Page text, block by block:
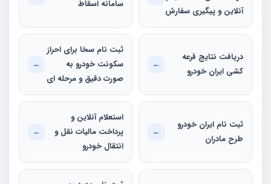
آنلاین و پیگیری سفارش
سامانه اسقاط
دریافت نتایج قرعه
کشی ایران خودرو
←
ثبت نام سخا برای احراز
سکونت خودرو به
صورت دقیق و مرحله ای
←
ثبت نام ایران خودرو
طرح مادران
←
استعلام آنلاین و
پرداخت مالیات نقل و
انتقال خودرو
←